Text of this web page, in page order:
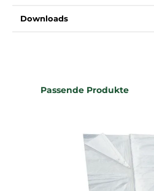
Downloads
Produktgalerie überspringen
Passende Produkte